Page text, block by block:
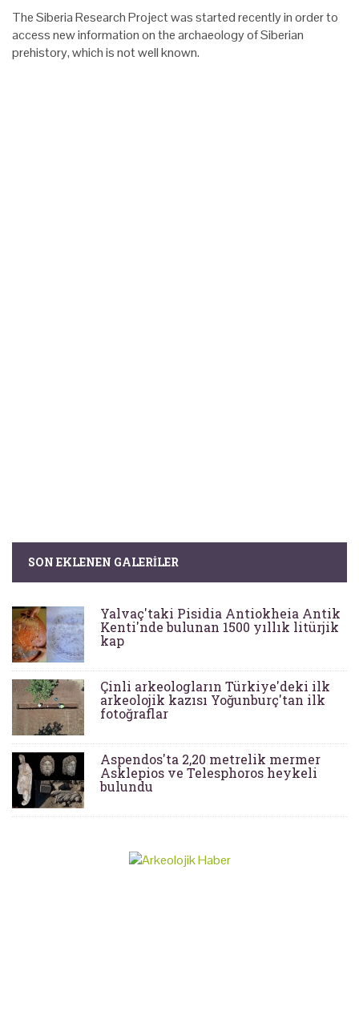
The Siberia Research Project was started recently in order to
access new information on the archaeology of Siberian
prehistory, which is not well known.
SON EKLENEN GALERILER
Yalvaç'taki Pisidia Antiokheia Antik
Kenti'nde bulunan 1500 yıllık litürjik
kap
Çinli arkeologların Türkiye'deki ilk
arkeolojik kazısı Yoğunburç'tan ilk
fotoğraflar
Aspendos'ta 2,20 metrelik mermer
Asklepios ve Telesphoros heykeli
bulundu